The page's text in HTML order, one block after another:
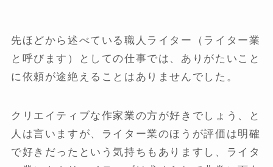
先ほどから述べている職人ライター（ライター業
と呼びます）としての仕事では、ありがたいこと
に依頼が途絶えることはありませんでした。
クリエイティブな作家業の方が好きでしょう、と
人は言いますが、ライター業のほうが評価は明確
で好きだったという気持ちもありますし、ライタ